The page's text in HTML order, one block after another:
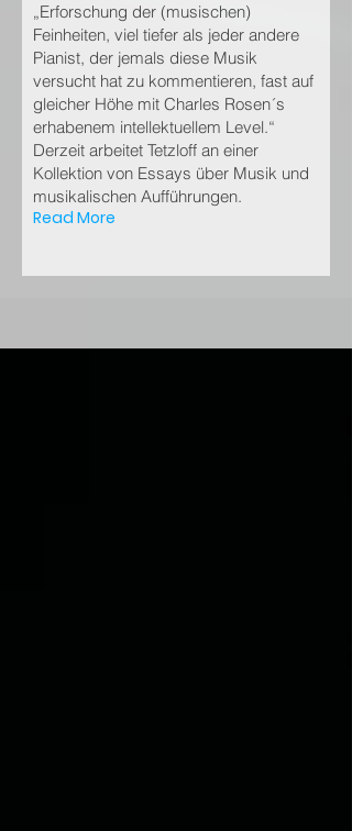
„Erforschung der (musischen)
Feinheiten, viel tiefer als jeder andere
Pianist, der jemals diese Musik
versucht hat zu kommentieren, fast auf
gleicher Höhe mit Charles Rosen´s
erhabenem intellektuellem Level.“
Derzeit arbeitet Tetzloff an einer
Kollektion von Essays über Musik und
musikalischen Aufführungen.
Read More